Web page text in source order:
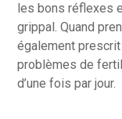
les bons réflexes
grippal. Quand
également
problèmes de
d’une fois par jour.